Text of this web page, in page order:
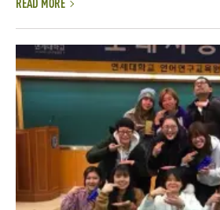
READ MORE